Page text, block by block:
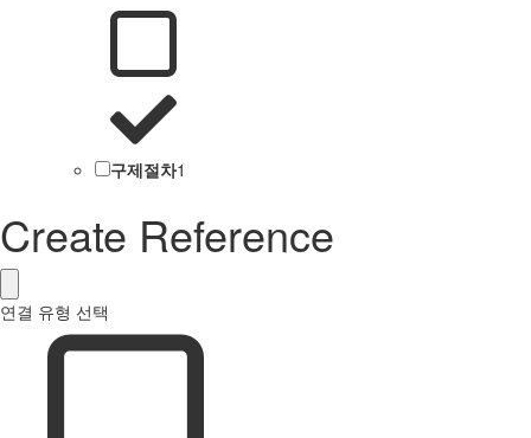
구제절차1
Create Reference
연결 유형 선택